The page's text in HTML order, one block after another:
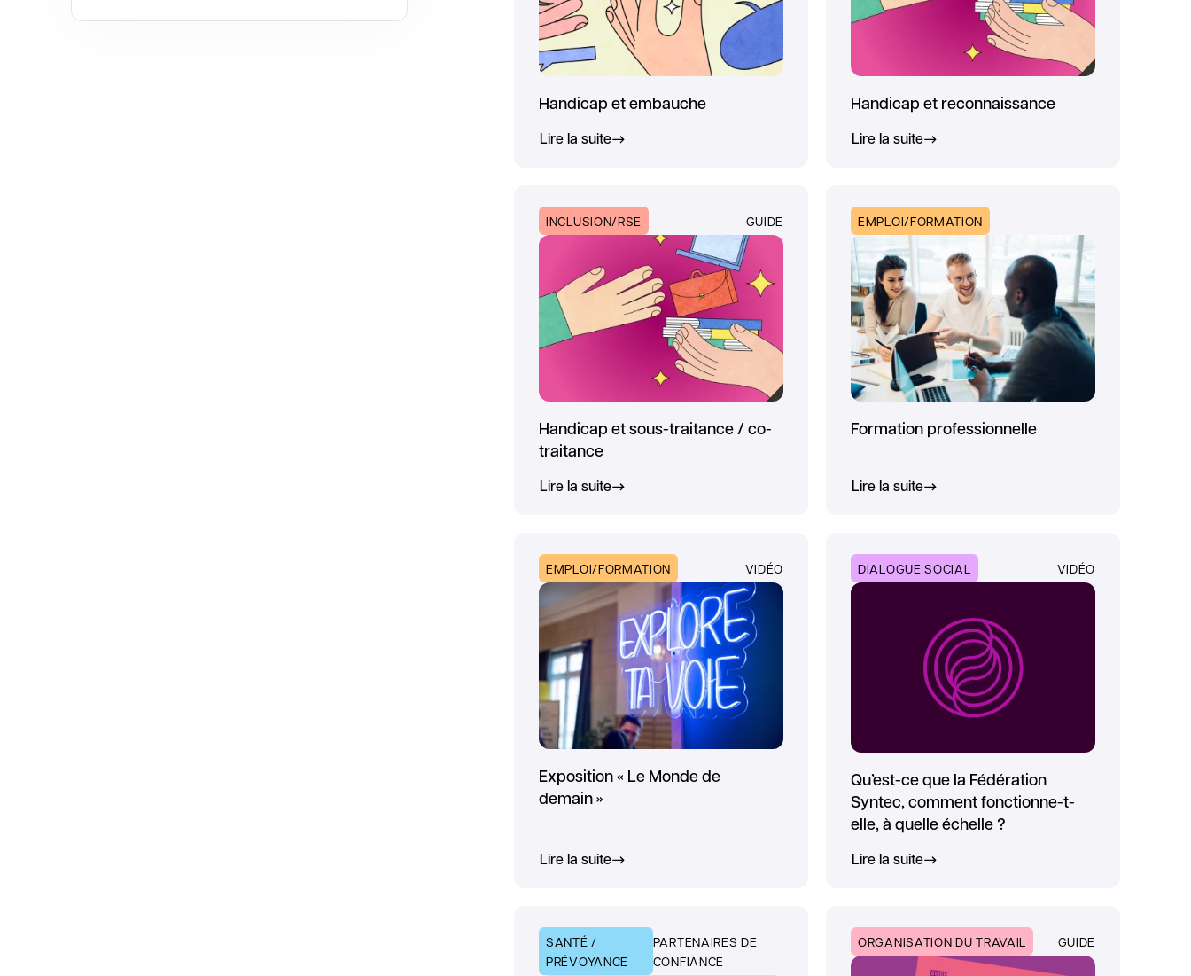
Handicap et embauche
Lire la suite
Handicap et reconnaissance
Lire la suite
INCLUSION/RSE GUIDE
Handicap et sous-traitance / co-
traitance
Lire la suite
EMPLOI/FORMATION
Formation professionnelle
Lire la suite
EMPLOI/FORMATION VIDÉO
Exposition « Le Monde de
demain »
Lire la suite
DIALOGUE SOCIAL VIDÉO
Qu’est-ce que la Fédération
Syntec, comment fonctionne-t-
elle, à quelle échelle ?
Lire la suite
SANTÉ /
PRÉVOYANCE
PARTENAIRES DE
CONFIANCE
ORGANISATION DU TRAVAIL GUIDE